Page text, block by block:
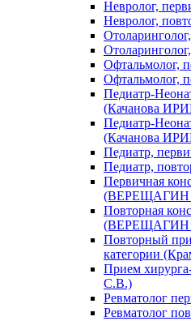
Невролог,
Невролог,
Офтальмолог,
Офтальмолог,
Педиатр-
(Качанова
Педиатр-
(Качанова
Педиатр,
Педиатр,
Первичная
(ВЕРЕЩАГИН
Повторная
(ВЕРЕЩАГИН
Повторный
категории
Прием
С.В.)
Ревматолог
Ревматолог